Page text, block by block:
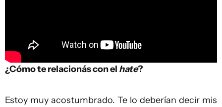
¿Cómo te relacionás con el hate?
Estoy muy acostumbrado. Te lo deberían decir mis